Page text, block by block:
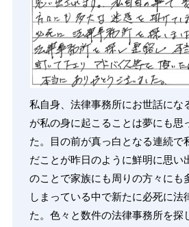
私自身、法律事務所にお世話にな
が私の身に起こることは夢にも思
た。目の前が真っ白となる連続で
だことが昨日のように鮮明に思い
のことで家族にも周りの方々にも
しまっている中で新たに必死に法
た。色々と数件の法律事務所を探